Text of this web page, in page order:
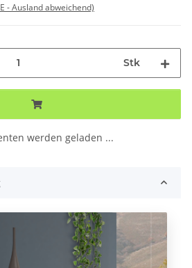
- Ausland abweichend)
Stk
werden geladen ...